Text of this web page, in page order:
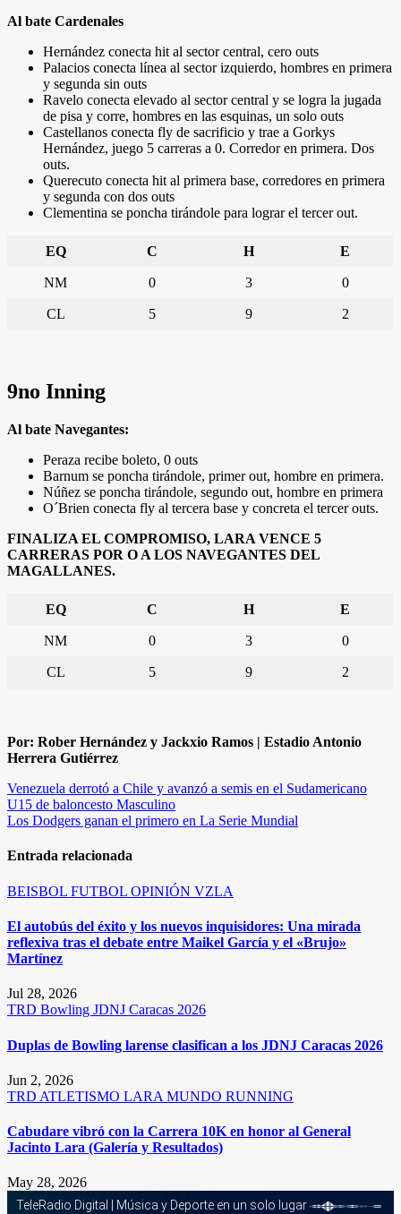
Al bate Cardenales
Hernández conecta hit al sector central, cero outs
Palacios conecta línea al sector izquierdo, hombres en primera
y segunda sin outs
Ravelo conecta elevado al sector central y se logra la jugada
de pisa y corre, hombres en las esquinas, un solo outs
Castellanos conecta fly de sacrificio y trae a Gorkys
Hernández, juego 5 carreras a 0. Corredor en primera. Dos
outs.
Querecuto conecta hit al primera base, corredores en primera
y segunda con dos outs
Clementina se poncha tirándole para lograr el tercer out.
EQ C H E
NM 0 3 0
CL 5 9 2
9no Inning
Al bate Navegantes:
Peraza recibe boleto, 0 outs
Barnum se poncha tirándole, primer out, hombre en primera.
Núñez se poncha tirándole, segundo out, hombre en primera
O´Brien conecta fly al tercera base y concreta el tercer outs.
FINALIZA EL COMPROMISO, LARA VENCE 5
CARRERAS POR O A LOS NAVEGANTES DEL
MAGALLANES.
EQ C H E
NM 0 3 0
CL 5 9 2
Por: Rober Hernández y Jackxio Ramos | Estadio Antonio
Herrera Gutiérrez
Navegación
de
Venezuela derrotó a Chile y avanzó a semis en el Sudamericano
U15 de baloncesto Masculino
Los Dodgers ganan el primero en La Serie Mundial
Entrada relacionada
BEISBOL FUTBOL OPINIÓN VZLA
El autobús del éxito y los nuevos inquisidores: Una mirada
reflexiva tras el debate entre Maikel García y el «Brujo»
Martínez
Jul 28, 2026
TRD Bowling JDNJ Caracas 2026
Duplas de Bowling larense clasifican a los JDNJ Caracas 2026
Jun 2, 2026
TRD ATLETISMO LARA MUNDO RUNNING
Cabudare vibró con la Carrera 10K en honor al General
Jacinto Lara (Galería y Resultados)
May 28, 2026